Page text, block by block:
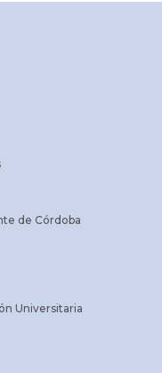
de Córdoba
Universitaria